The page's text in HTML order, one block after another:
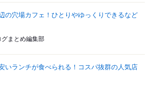
の穴場カフェ！ひとりやゆっくりできるなど
グまとめ編集部
いランチが食べられる！コスパ抜群の人気店